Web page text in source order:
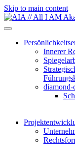
Skip to main content
Innerer
diamond-